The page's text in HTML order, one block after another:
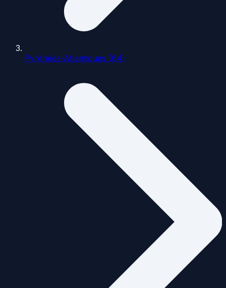
Pyrénées-Atlantiques (64)